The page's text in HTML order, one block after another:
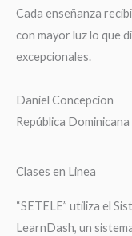
Cada enseñanza
con mayor luz lo que
excepcionales.
Daniel Concepcion
República Dominicana
Clases en Linea
“SETELE” utiliza el
LearnDash, un